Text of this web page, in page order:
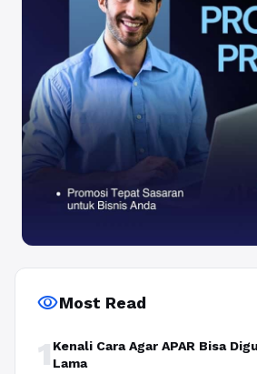
visibilityMost Read
1 Kenali Cara Agar APAR Bisa
Lama